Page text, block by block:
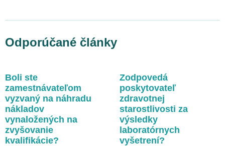
Odporúčané články
Boli ste
zamestnávateľom
vyzvaný na náhradu
nákladov
vynaložených na
zvyšovanie
kvalifikácie?
Zodpovedá
poskytovateľ
zdravotnej
starostlivosti za
výsledky
laboratórnych
vyšetrení?